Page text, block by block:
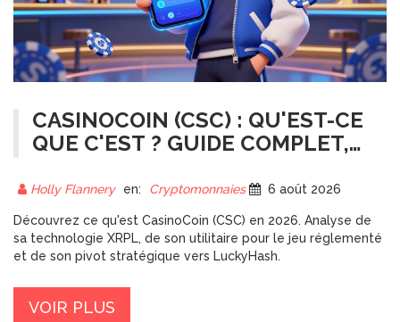
CASINOCOIN (CSC) : QU'EST-CE
QUE C'EST ? GUIDE COMPLET,
2026
Holly Flannery en: Cryptomonnaies 6 août 2026
Découvrez ce qu'est CasinoCoin (CSC) en 2026. Analyse de
sa technologie XRPL, de son utilitaire pour le jeu réglementé
et de son pivot stratégique vers LuckyHash.
VOIR PLUS